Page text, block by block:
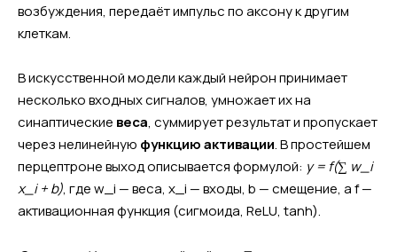
возбуждения, передаёт импульс по аксону к другим
клеткам.
В искусственной модели каждый нейрон принимает
несколько входных сигналов, умножает их на
синаптические веса, суммирует результат и пропускает
через нелинейную функцию активации. В простейшем
перцептроне выход описывается формулой: y = f(∑ w_i
x_i + b), где w_i — веса, x_i — входы, b — смещение, а f —
активационная функция (сигмоида, ReLU, tanh).